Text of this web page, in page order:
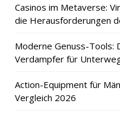
Casinos im Metaverse:
die Herausforderungen
Moderne Genuss-Tools:
Verdampfer für
Action-Equipment für
Vergleich 2026